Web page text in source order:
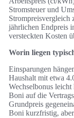
Stromsteuer und
Strompreisvergleich
jährlichen Endpreis
versteckten Kosten
Worin liegen
Einsparungen
Haushalt mit etwa
Wechselbonus
Boni auf die
Grundpreis
Boni kurzfristig,